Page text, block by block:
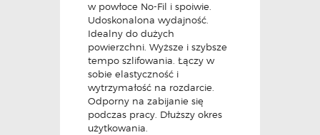
w powłoce No-Fil i spoiwie.
Udoskonalona wydajność.
Idealny do dużych
powierzchni. Wyższe i szybsze
tempo szlifowania. Łączy w
sobie elastyczność i
wytrzymałość na rozdarcie.
Odporny na zabijanie się
podczas pracy. Dłuższy okres
użytkowania.